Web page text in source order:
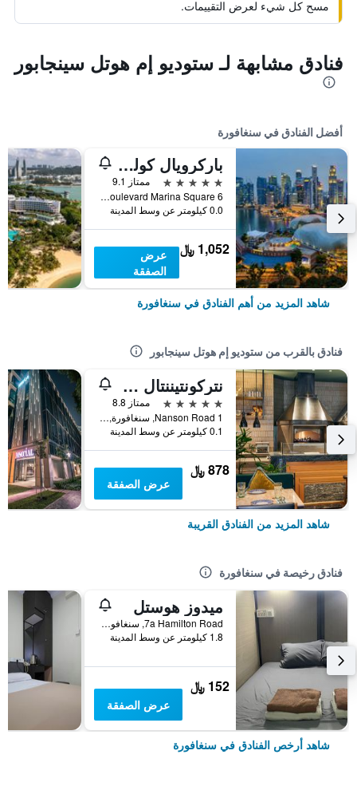
مسح كل شيء لعرض التقييمات.
فنادق مشابهة لـ ستوديو إم هوتل سينجابور
أفضل الفنادق في سنغافورة
باركرويال كوليكشن مارينا باي، سنغافورة
5 نجوم
ممتاز 9.1
6 Raffles Boulevard Marina Square, سنغافورة, سنغافورة
0.0 كيلومتر عن وسط المدينة
1,052 ﷼
عرض
الصفقة
شاهد المزيد من أهم الفنادق في سنغافورة
فنادق بالقرب من ستوديو إم هوتل سينجابور
نتركونتيننتال سينجابور روبيرتسون كواي باي آيتش جي
5 نجوم
ممتاز 8.8
1 Nanson Road, سنغافورة, سنغافورة
0.1 كيلومتر عن وسط المدينة
878 ﷼
عرض الصفقة
شاهد المزيد من الفنادق القريبة
فنادق رخيصة في سنغافورة
ميدوز هوستل
7a Hamilton Road, سنغافورة, سنغافورة
1.8 كيلومتر عن وسط المدينة
152 ﷼
عرض الصفقة
شاهد أرخص الفنادق في سنغافورة